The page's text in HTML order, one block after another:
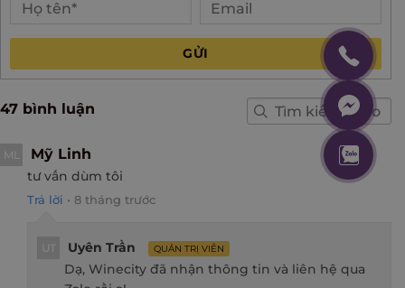
GỬI
47 bình luận
ML Mỹ Linh
tư vấn dùm tôi
Trả lời • 8 tháng trước
UT Uyên Trần QUẢN TRỊ VIÊN
Dạ, Winecity đã nhận thông tin và liên hệ qua